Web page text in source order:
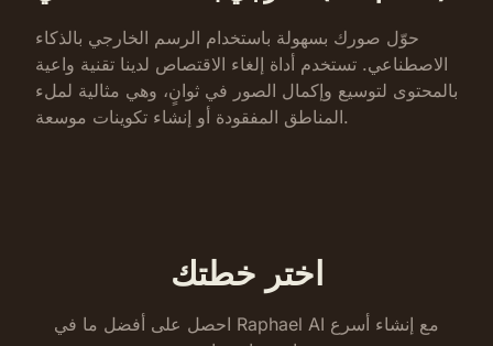
حوّل صورك بسهولة باستخدام الرسم الخارجي بالذكاء
الاصطناعي. تستخدم أداة إلغاء الاقتصاص لدينا تقنية واعية
بالمحتوى لتوسيع وإكمال الصور في ثوانٍ، وهي مثالية لملء
المناطق المفقودة أو إنشاء تكوينات موسعة.
اختر خطتك
احصل على أفضل ما في Raphael AI مع إنشاء أسرع